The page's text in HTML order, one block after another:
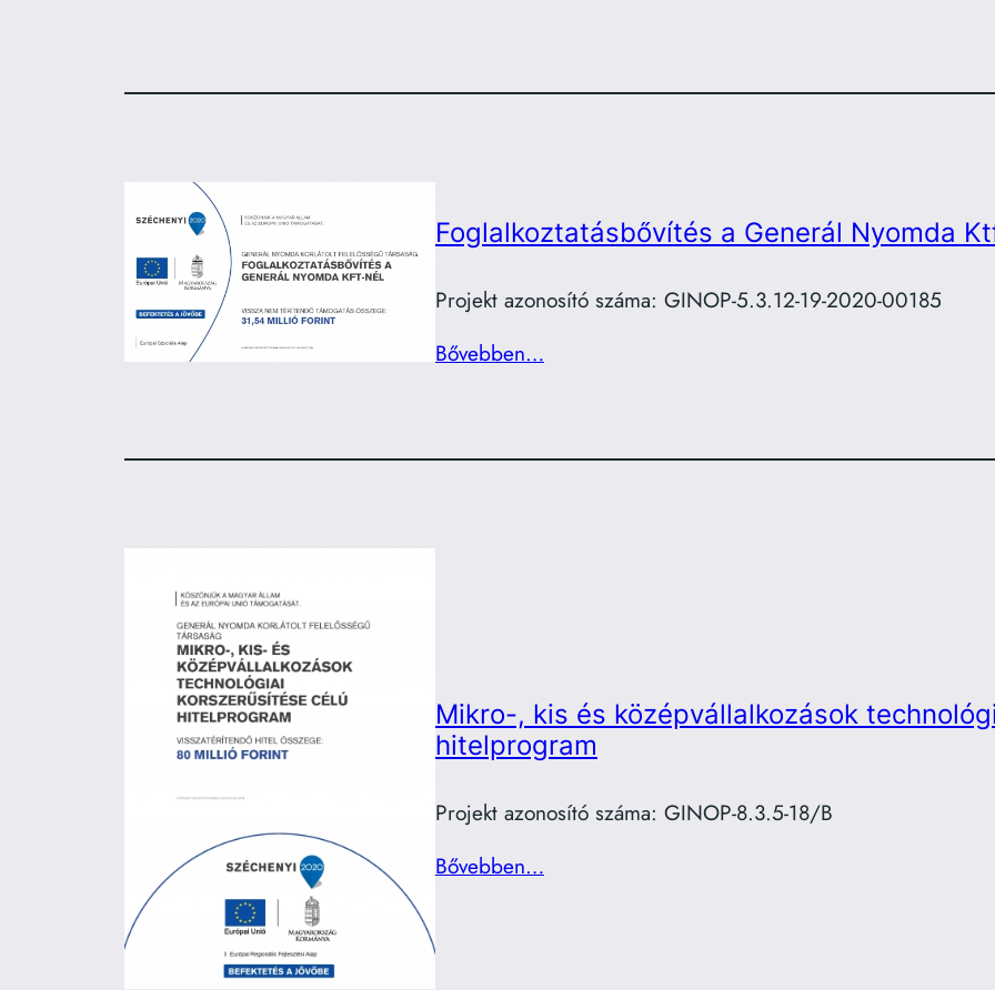
Foglalkoztatásbővítés a Generál Nyomda
Projekt azonosító száma: GINOP-5.3.12-19-2020-00185
Bővebben…
Mikro-, kis és középvállalkozások
hitelprogram
Projekt azonosító száma: GINOP-8.3.5-18/B
Bővebben…